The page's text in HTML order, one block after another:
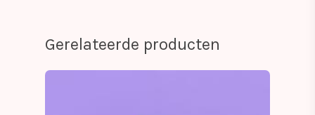
Gerelateerde producten